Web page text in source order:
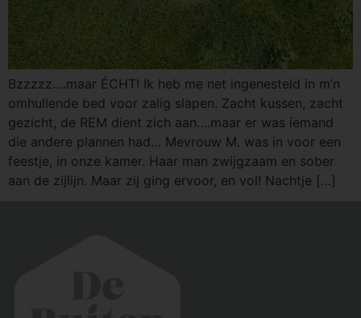
Bzzzzz….maar ÉCHT! Ik heb me net ingenesteld in m’n
omhullende bed voor zalig slapen. Zacht kussen, zacht
gezicht, de REM dient zich aan….maar er was íemand
die andere plannen had… Mevrouw M. was in voor een
feestje, in onze kamer. Haar man zwijgzaam en sober
aan de zijlijn. Maar zij ging ervoor, en vol! Nachtje […]